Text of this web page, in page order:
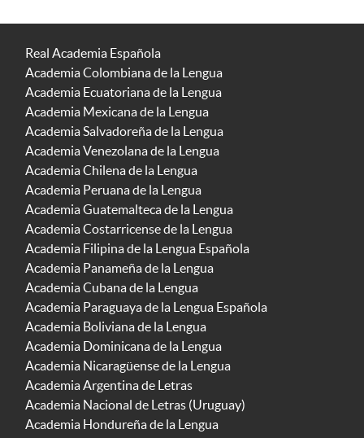
Real Academia Española
Academia Colombiana de la Lengua
Academia Ecuatoriana de la Lengua
Academia Mexicana de la Lengua
Academia Salvadoreña de la Lengua
Academia Venezolana de la Lengua
Academia Chilena de la Lengua
Academia Peruana de la Lengua
Academia Guatemalteca de la Lengua
Academia Costarricense de la Lengua
Academia Filipina de la Lengua Española
Academia Panameña de la Lengua
Academia Cubana de la Lengua
Academia Paraguaya de la Lengua Española
Academia Boliviana de la Lengua
Academia Dominicana de la Lengua
Academia Nicaragüense de la Lengua
Academia Argentina de Letras
Academia Nacional de Letras (Uruguay)
Academia Hondureña de la Lengua